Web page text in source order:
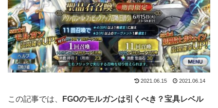
2021.06.15 2021.06.14
この記事では、
FGOのモルガンは引くべき？宝具レベル